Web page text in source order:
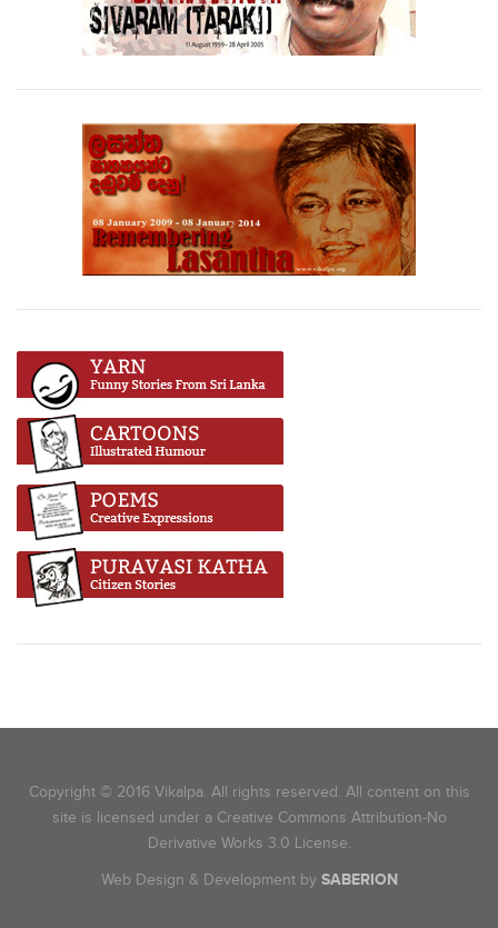
Copyright © 2016 Vikalpa. All rights reserved. All content on this
site is licensed under a Creative Commons Attribution-No
Derivative Works 3.0 License.
Web Design & Development by SABERION